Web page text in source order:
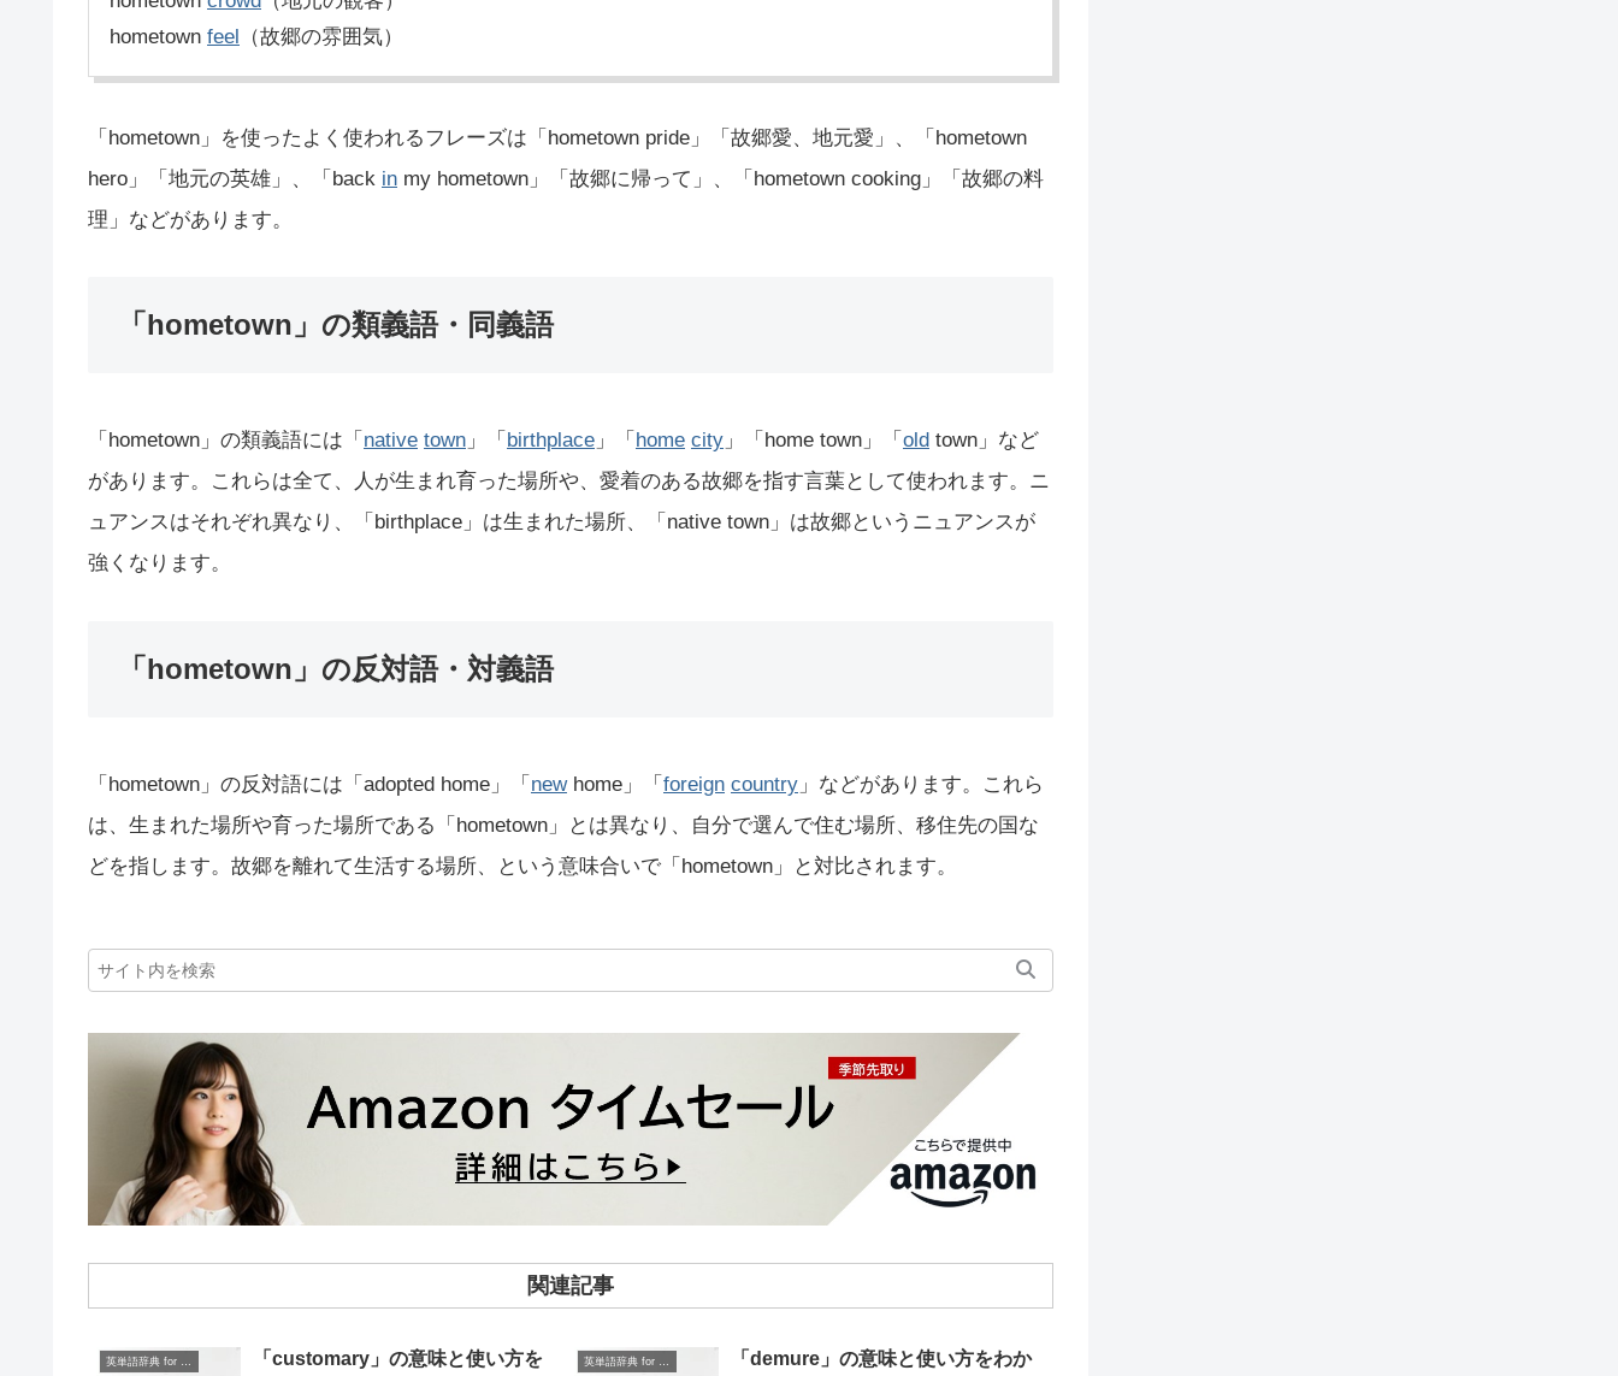
hometown feel （故郷の雰囲気）
「hometown」を使ったよく使われるフレーズは「hometown pride」「故郷愛、地元愛」、「hometown
hero」「地元の英雄」、「back in my hometown」「故郷に帰って」、「hometown cooking」「故郷の料
理」などがあります。
「hometown」の類義語・同義語
「hometown」の類義語には「 native town 」「 birthplace 」「 home city 」「home town」「 old town」など
があります。これらは全て、人が生まれ育った場所や、愛着のある故郷を指す言葉として使われます。ニ
ュアンスはそれぞれ異なり、「birthplace」は生まれた場所、「native town」は故郷というニュアンスが
強くなります。
「hometown」の反対語・対義語
「hometown」の反対語には「adopted home」「 newhome」「 foreign country 」などがあります。これら
は、生まれた場所や育った場所である「hometown」とは異なり、自分で選んで住む場所、移住先の国な
どを指します。故郷を離れて生活する場所、という意味合いで「hometown」と対比されます。
関連記事
「customary」の意味と使い方を
「demure」の意味と使い方をわか